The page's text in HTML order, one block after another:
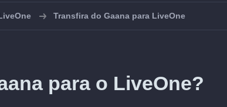
Transfira do Gaana para LiveOne
para o LiveOne?